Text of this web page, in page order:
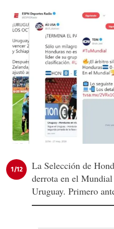
1/12
La Selección de
derrota en el
Uruguay. Primero